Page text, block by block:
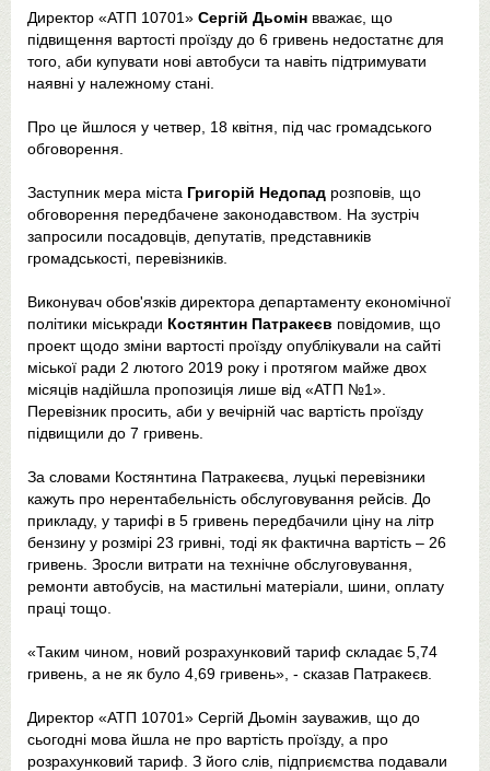
Директор «АТП 10701» Сергій Дьомін вважає, що
підвищення вартості проїзду до 6 гривень недостатнє для
того, аби купувати нові автобуси та навіть підтримувати
наявні у належному стані.
Про це йшлося у четвер, 18 квітня, під час громадського
обговорення.
Заступник мера міста Григорій Недопад розповів, що
обговорення передбачене законодавством. На зустріч
запросили посадовців, депутатів, представників
громадськості, перевізників.
Виконувач обов'язків директора департаменту економічної
політики міськради Костянтин Патракеєв повідомив, що
проект щодо зміни вартості проїзду опублікували на сайті
міської ради 2 лютого 2019 року і протягом майже двох
місяців надійшла пропозиція лише від «АТП №1».
Перевізник просить, аби у вечірній час вартість проїзду
підвищили до 7 гривень.
За словами Костянтина Патракеєва, луцькі перевізники
кажуть про нерентабельність обслуговування рейсів. До
прикладу, у тарифі в 5 гривень передбачили ціну на літр
бензину у розмірі 23 гривні, тоді як фактична вартість – 26
гривень. Зросли витрати на технічне обслуговування,
ремонти автобусів, на мастильні матеріали, шини, оплату
праці тощо.
«Таким чином, новий розрахунковий тариф складає 5,74
гривень, а не як було 4,69 гривень», - сказав Патракеєв.
Директор «АТП 10701» Сергій Дьомін зауважив, що до
сьогодні мова йшла не про вартість проїзду, а про
розрахунковий тариф. З його слів, підприємства подавали